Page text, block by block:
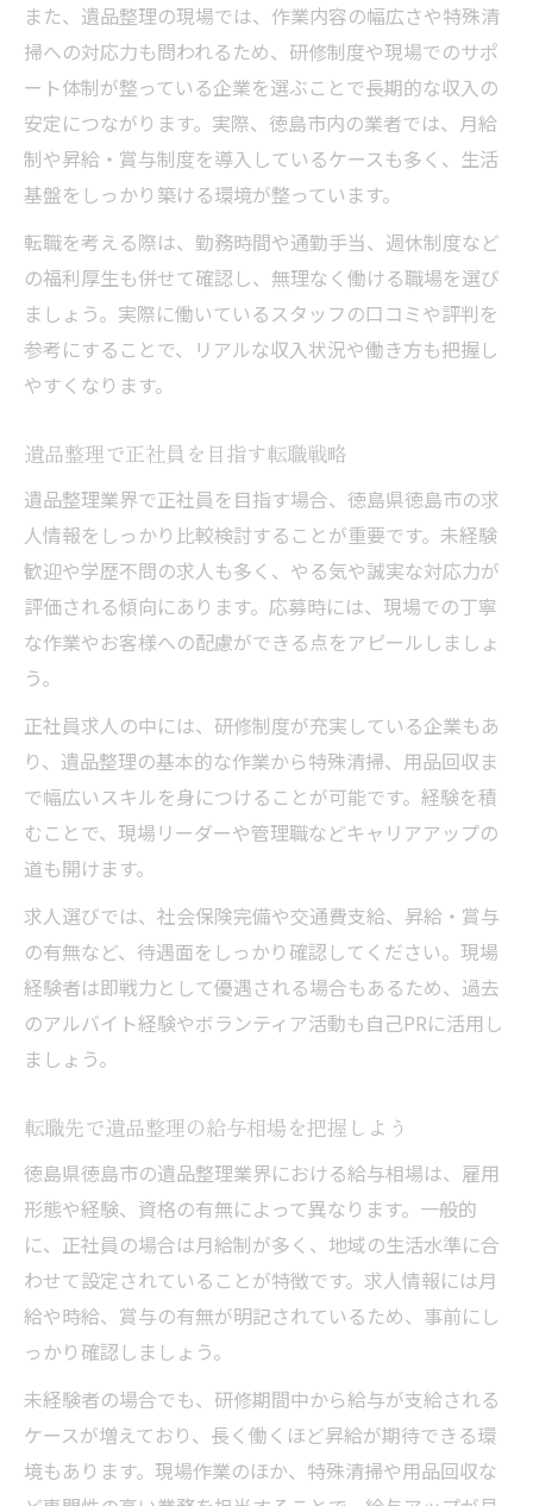
遺品整理のやりがいと徳島市での評価
徳島市に根ざす遺品整理職の将来性とは
地域密着型遺品整理職の強みを知ろう
遺品整理に挑戦するなら徳島市で決まり
遺品整理の転職に徳島市が最適な理由
遺品整理の仕事が徳島市で人気の訳を解説
徳島市で遺品整理転職を選ぶべきポイント
遺品整理転職のため徳島市の情報を活用
働きやすさを重視した遺品整理の選び方
遺品整理の転職で重視するべき福利厚生
遺品整理の労働環境を比較して選ぶコツ
遺品整理職の勤務時間や休日の特徴
遺品整理で働きやすさを優先する理由
徳島市で遺品整理転職を成功させる秘訣
遺品整理転職で役立つ徳島市の求人情報活
用術
徳島市の遺品整理業界で求められる人材像
遺品整理でキャリアアップする徳島市のポ
徳島市の遺品整理転職で失敗しないコツ
また、遺品整理の現場では、作業内容の幅広さや特殊清
掃への対応力も問われるため、研修制度や現場でのサポ
ート体制が整っている企業を選ぶことで長期的な収入の
安定につながります。実際、徳島市内の業者では、月給
制や昇給・賞与制度を導入しているケースも多く、生活
基盤をしっかり築ける環境が整っています。
転職を考える際は、勤務時間や通勤手当、週休制度など
の福利厚生も併せて確認し、無理なく働ける職場を選び
ましょう。実際に働いているスタッフの口コミや評判を
参考にすることで、リアルな収入状況や働き方も把握し
やすくなります。
遺品整理で正社員を目指す転職戦略
遺品整理業界で正社員を目指す場合、徳島県徳島市の求
人情報をしっかり比較検討することが重要です。未経験
歓迎や学歴不問の求人も多く、やる気や誠実な対応力が
評価される傾向にあります。応募時には、現場での丁寧
な作業やお客様への配慮ができる点をアピールしましょ
う。
正社員求人の中には、研修制度が充実している企業もあ
り、遺品整理の基本的な作業から特殊清掃、用品回収ま
で幅広いスキルを身につけることが可能です。経験を積
むことで、現場リーダーや管理職などキャリアアップの
道も開けます。
求人選びでは、社会保険完備や交通費支給、昇給・賞与
の有無など、待遇面をしっかり確認してください。現場
経験者は即戦力として優遇される場合もあるため、過去
のアルバイト経験やボランティア活動も自己PRに活用し
ましょう。
転職先で遺品整理の給与相場を把握しよう
徳島県徳島市の遺品整理業界における給与相場は、雇用
形態や経験、資格の有無によって異なります。一般的
に、正社員の場合は月給制が多く、地域の生活水準に合
わせて設定されていることが特徴です。求人情報には月
給や時給、賞与の有無が明記されているため、事前にし
っかり確認しましょう。
未経験者の場合でも、研修期間中から給与が支給される
ケースが増えており、長く働くほど昇給が期待できる環
境もあります。現場作業のほか、特殊清掃や用品回収な